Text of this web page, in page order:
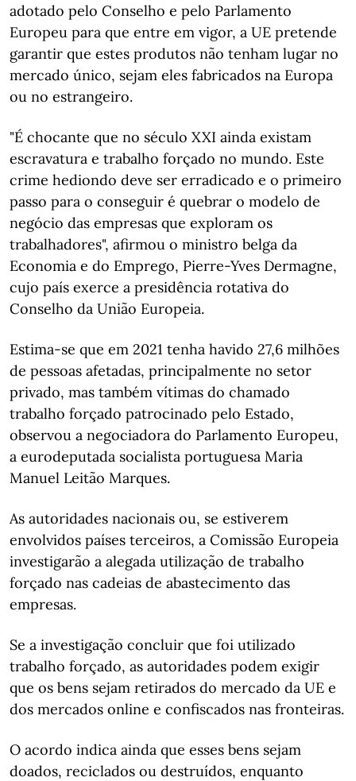
adotado pelo Conselho e pelo Parlamento
Europeu para que entre em vigor, a UE pretende
garantir que estes produtos não tenham lugar no
mercado único, sejam eles fabricados na Europa
ou no estrangeiro.
"É chocante que no século XXI ainda existam
escravatura e trabalho forçado no mundo. Este
crime hediondo deve ser erradicado e o primeiro
passo para o conseguir é quebrar o modelo de
negócio das empresas que exploram os
trabalhadores", afirmou o ministro belga da
Economia e do Emprego, Pierre-Yves Dermagne,
cujo país exerce a presidência rotativa do
Conselho da União Europeia.
Estima-se que em 2021 tenha havido 27,6 milhões
de pessoas afetadas, principalmente no setor
privado, mas também vítimas do chamado
trabalho forçado patrocinado pelo Estado,
observou a negociadora do Parlamento Europeu,
a eurodeputada socialista portuguesa Maria
Manuel Leitão Marques.
As autoridades nacionais ou, se estiverem
envolvidos países terceiros, a Comissão Europeia
investigarão a alegada utilização de trabalho
forçado nas cadeias de abastecimento das
empresas.
Se a investigação concluir que foi utilizado
trabalho forçado, as autoridades podem exigir
que os bens sejam retirados do mercado da UE e
dos mercados online e confiscados nas fronteiras.
O acordo indica ainda que esses bens sejam
doados, reciclados ou destruídos, enquanto